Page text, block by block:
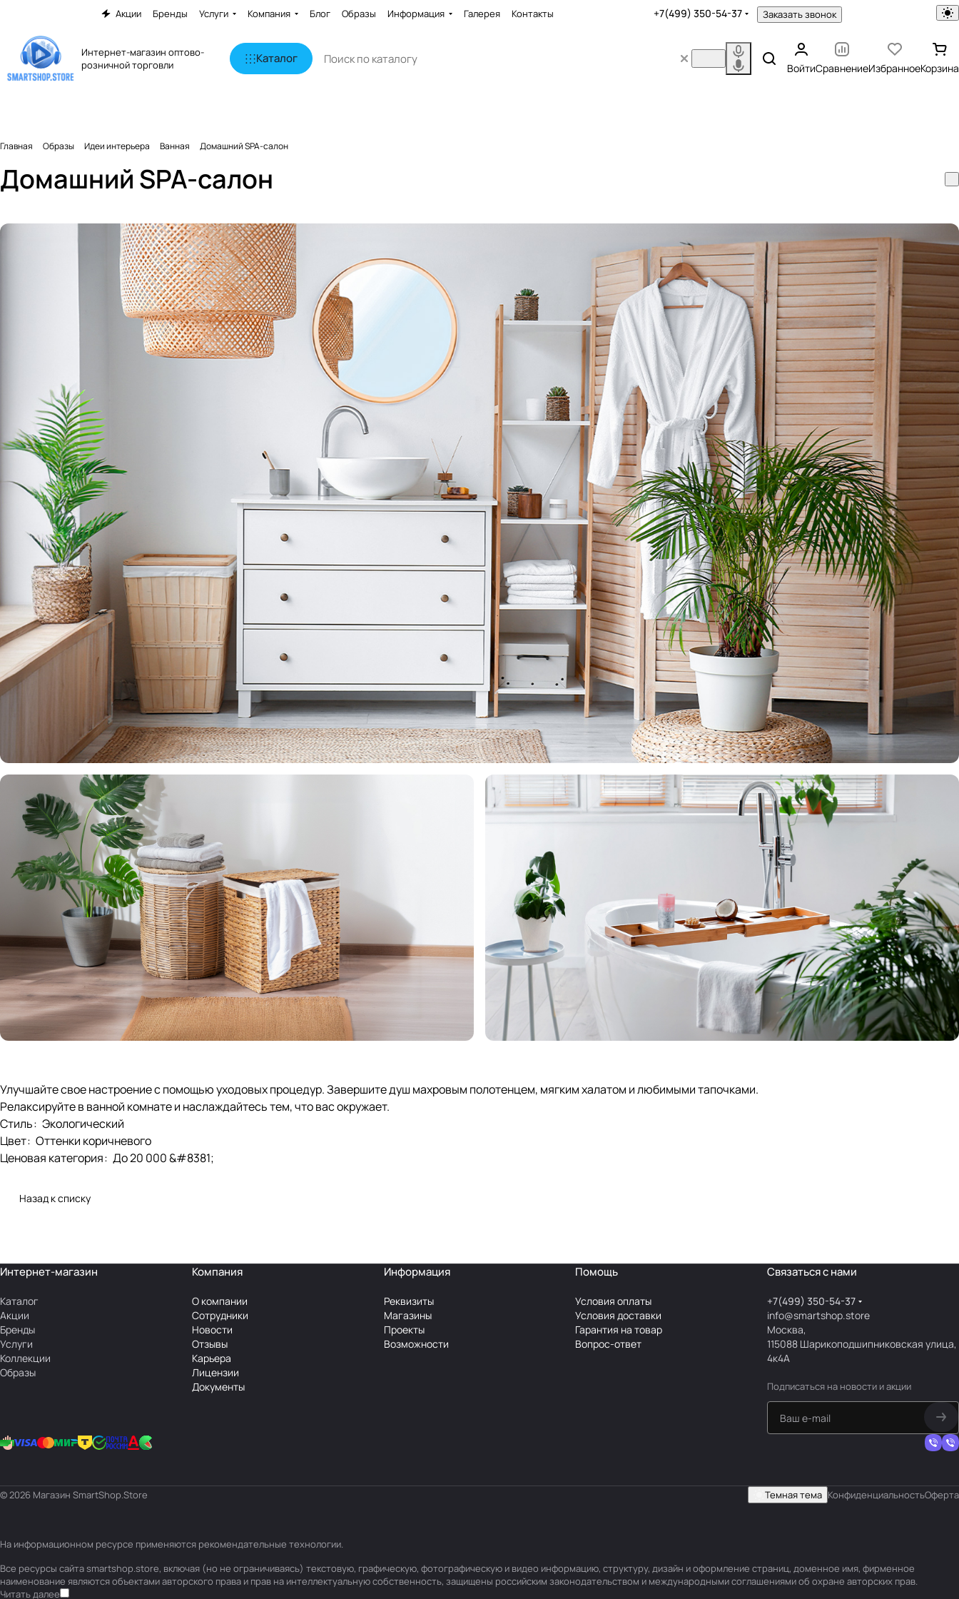
Акции Бренды Услуги Компания Блог Образы Информация Галерея Контакты +7(499) 350-54-37 Заказать звонок
Интернет-магазин оптово-
розничной торговли
Каталог
ВойтиСравнениеИзбранноеКорзина
Главная Образы Идеи интерьера Ванная Домашний SPA-салон
Домашний SPA-салон
Улучшайте свое настроение с помощью уходовых процедур. Завершите душ махровым полотенцем, мягким халатом и любимыми тапочками.
Релаксируйте в ванной комнате и наслаждайтесь тем, что вас окружает.
Стиль: Экологический
Цвет: Оттенки коричневого
Ценовая категория: До 20 000 &#8381;
Назад к списку
Интернет-магазин
Каталог
Акции
Бренды
Услуги
Коллекции
Образы
Компания
О компании
Сотрудники
Новости
Отзывы
Карьера
Лицензии
Документы
Информация
Реквизиты
Магазины
Проекты
Возможности
Помощь
Условия оплаты
Условия доставки
Гарантия на товар
Вопрос-ответ
Связаться с нами
+7(499) 350-54-37
info@smartshop.store
Москва,
115088 Шарикоподшипниковская улица,
4к4А
Подписаться на новости и акции
© 2026 Магазин SmartShop.Store Темная тема КонфиденциальностьОферта
На информационном ресурсе применяются рекомендательные технологии.
Все ресурсы сайта smartshop.store, включая (но не ограничиваясь) текстовую, графическую, фотографическую и видео информацию, структуру, дизайн и оформление страниц, доменное имя, фирменное
наименование являются объектами авторского права и прав на интеллектуальную собственность, защищены российским законодательством и международными соглашениями об охране авторских прав.
Читать далее